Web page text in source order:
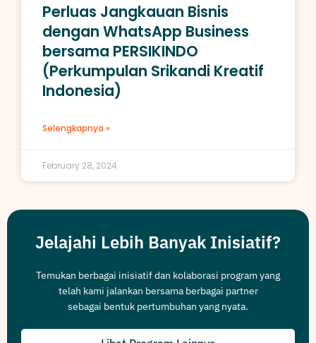
Perluas Jangkauan Bisnis
dengan WhatsApp Business
bersama PERSIKINDO
(Perkumpulan Srikandi Kreatif
Indonesia)
Selengkapnya »
February 28, 2024
Jelajahi Lebih Banyak Inisiatif?
Temukan berbagai inisiatif dan kolaborasi program yang
telah kami jalankan bersama berbagai partner
sebagai bentuk pertumbuhan yang nyata.